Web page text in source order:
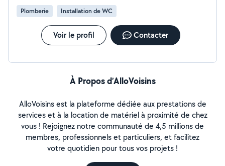
Plomberie Installation de WC
Voir le profil Contacter
À Propos d’AlloVoisins
AlloVoisins est la plateforme dédiée aux prestations de
services et à la location de matériel à proximité de chez
vous ! Rejoignez notre communauté de 4,5 millions de
membres, professionnels et particuliers, et facilitez
votre quotidien pour tous vos projets !